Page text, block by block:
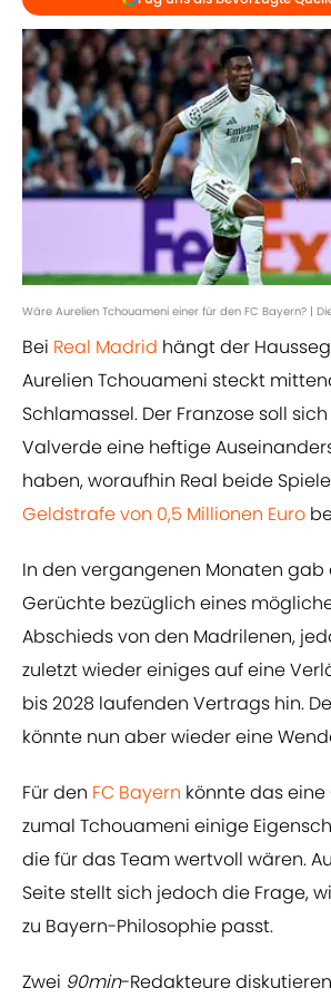
Wäre Aurelien Tchouameni einer für den FC Bayern? |
Bei Real Madrid hängt der
Aurelien Tchouameni steckt
Schlamassel. Der Franzose soll
Valverde eine heftige
haben, woraufhin Real beide
Geldstrafe von 0,5 Millionen Euro
In den vergangenen Monaten
Gerüchte bezüglich eines
Abschieds von den Madrilenen,
zuletzt wieder einiges auf eine
bis 2028 laufenden Vertrags hin.
könnte nun aber wieder eine
Für den FC Bayern könnte das
zumal Tchouameni einige
die für das Team wertvoll wären.
Seite stellt sich jedoch die Frage,
zu Bayern-Philosophie passt.
Zwei 90min-Redakteure